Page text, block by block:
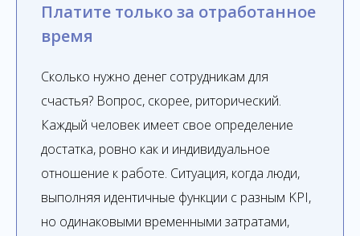
Платите только за отработанное
время
Сколько нужно денег сотрудникам для
счастья? Вопрос, скорее, риторический.
Каждый человек имеет свое определение
достатка, ровно как и индивидуальное
отношение к работе. Ситуация, когда люди,
выполняя идентичные функции с разным KPI,
но одинаковыми временными затратами,